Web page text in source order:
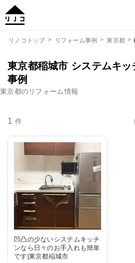
リノコトップ リフォーム事例 東京都
東京都稲城市 システムキ
事例
東京都のリフォーム情報
1 件
凹凸の少ないシステムキッチ
ンなら日々のお手入れも簡単
です|東京都稲城市